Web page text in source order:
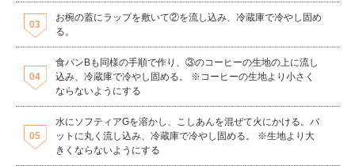
お椀の蓋にラップを敷いて②を流し込み、冷蔵庫で冷やし固め
る。
食パンBも同様の手順で作り、③のコーヒーの生地の上に流し
込み、冷蔵庫で冷やし固める。 ※コーヒーの生地より小さく
ならないようにする
水にソフティアGを溶かし、こしあんを混ぜて火にかける。バ
ットに丸く流し込み、冷蔵庫で冷やし固める。 ※生地より大
きくならないようにする